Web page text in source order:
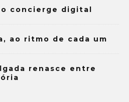
o concierge digital
ao ritmo de cada um
renasce entre